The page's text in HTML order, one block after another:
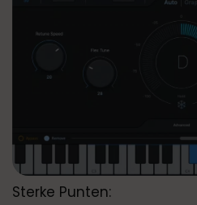
Sterke Punten: